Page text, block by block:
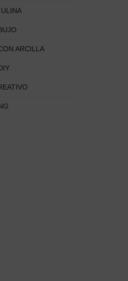
ARCILLA